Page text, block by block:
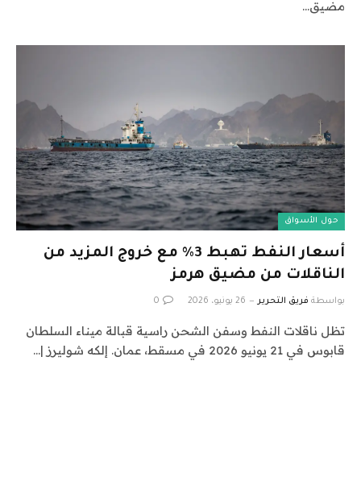
مضيق…
حول الأسواق
أسعار النفط تهبط 3% مع خروج المزيد من
الناقلات من مضيق هرمز
بواسطة فريق التحرير 26 يونيو، 2026 0
تظل ناقلات النفط وسفن الشحن راسية قبالة ميناء السلطان
قابوس في 21 يونيو 2026 في مسقط، عمان. إلكه شوليرز |…